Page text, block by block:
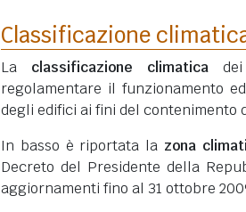
Classificazione
La classificazione climatica
regolamentare il funzionamento
degli edifici ai fini del contenimento
In basso è riportata la zona
Decreto del Presidente della
aggiornamenti fino al 31 ottobre